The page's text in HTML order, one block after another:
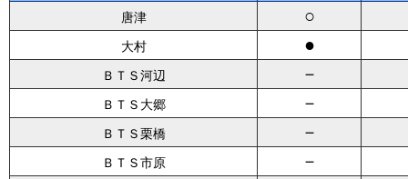
唐津 ○
大村 ●
ＢＴＳ河辺 －
ＢＴＳ大郷 －
ＢＴＳ栗橋 －
ＢＴＳ市原 －